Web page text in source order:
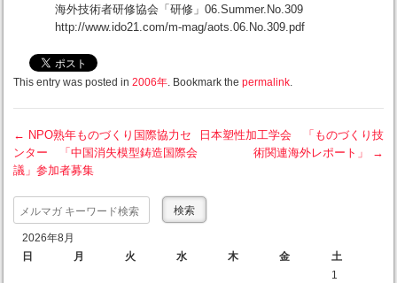
海外技術者研修協会「研修」06.Summer.No.309
http://www.ido21.com/m-mag/aots.06.No.309.pdf
This entry was posted in 2006年. Bookmark the permalink.
Post navigation
← NPO熟年ものづくり国際協力セ
ンター 「中国消失模型鋳造国際会
議」参加者募集
日本塑性加工学会 「ものづくり技
術関連海外レポート」
→
Search
2026年8月
日
月 火 水 木 金 土
1